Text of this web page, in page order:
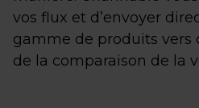
vos flux et d’envoyer
gamme de produits vers
de la comparaison de la